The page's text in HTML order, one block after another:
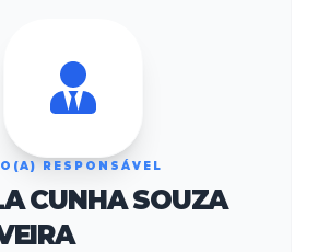
RESPONSÁVEL
CUNHA SOUZA